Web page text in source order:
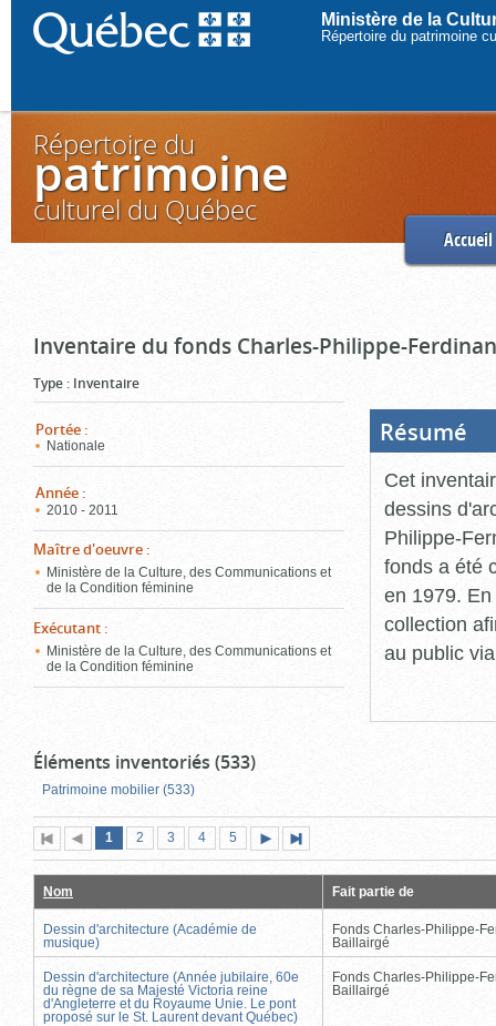
Ministère de la
Répertoire du patrimoine
Répertoire du
patrimoine
culturel du Québec
Accueil
Inventaire du fonds Charles-Philippe-
Type : Inventaire
Portée :
Nationale
Année :
2010 - 2011
Maître d'oeuvre :
Ministère de la Culture, des Communications et
de la Condition féminine
Exécutant :
Ministère de la Culture, des Communications et
de la Condition féminine
Résumé
Cet
dessins
Philippe-
fonds a été
en 1979.
collection
au public
Éléments inventoriés (533)
Patrimoine mobilier (533)
Première
page
Page
précédente
Page
1 (page
actuelle)
Page
2 Page
3 Page
4 Page
5
suivante
page
Nom Fait partie de
Dessin d'architecture (Académie de
musique)
Fonds Charles-Philippe-
Baillairgé
Dessin d'architecture (Année jubilaire, 60e
du règne de sa Majesté Victoria reine
d'Angleterre et du Royaume Unie. Le pont
proposé sur le St. Laurent devant Québec)
Fonds Charles-Philippe-
Baillairgé